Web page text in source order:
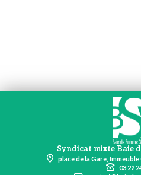
Syndicat mixte Baie
place de la Gare,
03 22